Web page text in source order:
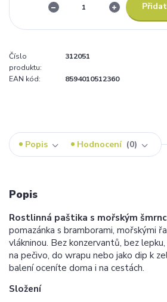
Číslo
produktu:
312051
EAN kód: 8594010512360
Popis Hodnocení 0
Popis
Rostlinná paštika s mořským
pomazánka s bramborami, mořskými
vlákninou. Bez konzervantů, bez
na pečivo, do wrapu nebo jako dip k
balení oceníte doma i na cestách.
Složení